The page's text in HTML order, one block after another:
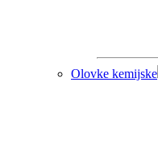
Olovke kemijske